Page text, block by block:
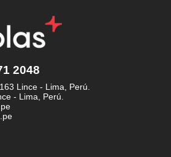
2048
Lince - Lima, Perú.
- Lima, Perú.